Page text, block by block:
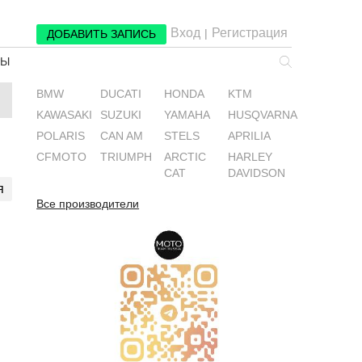
ДОБАВИТЬ ЗАПИСЬ Вход | Регистрация
BMW DUCATI HONDA
KTM
KAWASAKI
SUZUKI YAMAHA
HUSQVARNA
POLARIS
CAN AM STELS
APRILIA
CFMOTO
TRIUMPH
ARCTIC
CAT
HARLEY
DAVIDSON
Все производители